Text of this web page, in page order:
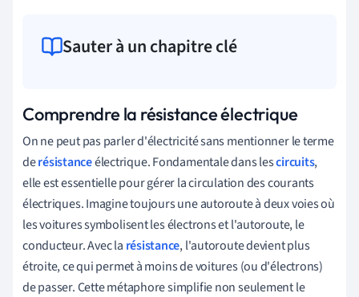
Sauter à un chapitre clé
Comprendre la résistance électrique
On ne peut pas parler d'électricité sans mentionner le terme
derésistanceélectrique. Fondamentale dans lescircuits,
elle est essentielle pour gérer la circulation des courants
électriques. Imagine toujours une autoroute à deux voies où
les voitures symbolisent les électrons et l'autoroute, le
conducteur. Avec la résistance, l'autoroute devient plus
étroite, ce qui permet à moins de voitures (ou d'électrons)
de passer. Cette métaphore simplifie non seulement le